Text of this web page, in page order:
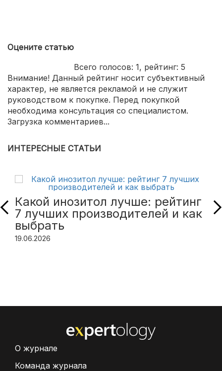
Оцените статью
Всего голосов: 1, рейтинг: 5
Внимание! Данный рейтинг носит субъективный
характер, не является рекламой и не служит
руководством к покупке. Перед покупкой
необходима консультация со специалистом.
Загрузка комментариев...
ИНТЕРЕСНЫЕ СТАТЬИ
Какой инозитол лучше: рейтинг
7 лучших производителей и как
выбрать
19.06.2026
О журнале
Команда журнала